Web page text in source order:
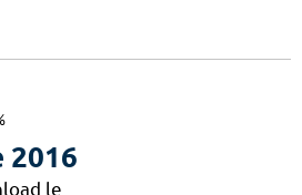
2016
le